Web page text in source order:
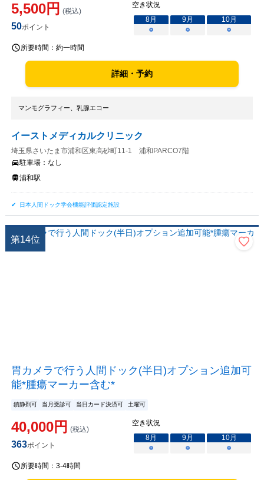
5,500円 (税込)
50ポイント
空き状況
8月 9月 10月
○
○ ○
所要時間： 約一時間
詳細・予約
マンモグラフィー、乳腺エコー
イーストメディカルクリニック
埼玉県さいたま市浦和区東高砂町11-1 浦和PARCO7階
駐車場： なし
浦和駅
日本人間ドック学会機能評価認定施設
第14位
胃カメラで行う人間ドック(半日)オプション追加可
能*腫瘍マーカー含む*
鎮静剤可 当月受診可 当日カード決済可 土曜可
40,000円 (税込)
363ポイント
空き状況
8月 9月 10月
○
○ ○
所要時間： 3-4時間